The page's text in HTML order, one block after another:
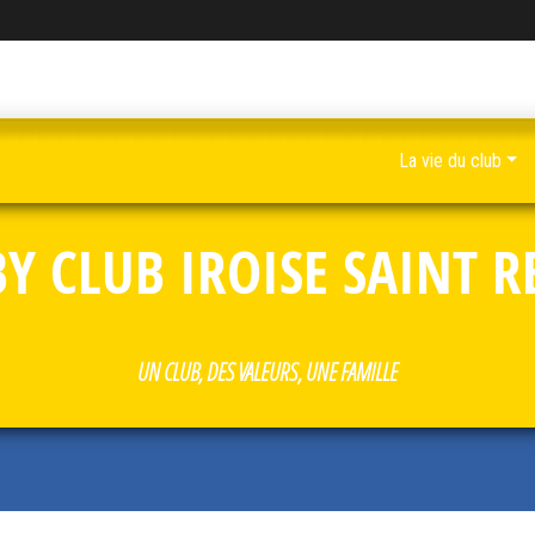
CLUB IROISE SAINT
UN CLUB, DES VALEURS, UNE FAMILLE
La vie du club